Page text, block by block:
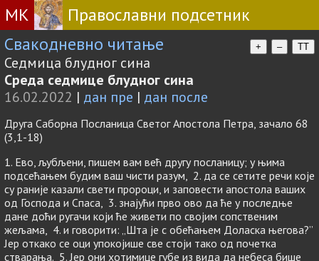
МК
Православни подсетник
Свакодневно читање
+ – TT
Седмица блудног сина
Среда седмице блудног сина
16.02.2022 | дан пре | дан после
Друга Саборна Посланица Светог Апостола Петра, зачало 68
(3,1-18)
1. Ево, љубљени, пишем вам већ другу посланицу; у њима
подсећањем будим ваш чисти разум, 2. да се сетите речи које
су раније казали свети пророци, и заповести апостола ваших
од Господа и Спаса, 3. знајући прво ово да ће у последње
дане доћи ругачи који ће живети по својим сопственим
жељама, 4. и говорити: „Шта је с обећањем Доласка његова?”
Јер откако се оци упокојише све стоји тако од почетка
стварања. 5. Јер они хотимице губе из вида да небеса бише